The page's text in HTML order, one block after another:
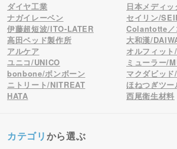
ダイヤ工業
日本メディッ
ナガイレーベン
セイリン/
伊藤超短波/ITO-LATER
Colantotte／
高田ベッド製作所
大和漢/
アルケア
オルフィッ
ユニコ/UNICO
ミューラー/
bonbone/ボンボーン
マクダビッ
ニトリート/NITREAT
ほねつぎツー
HATA
西尾衛生材料
カテゴリから選ぶ